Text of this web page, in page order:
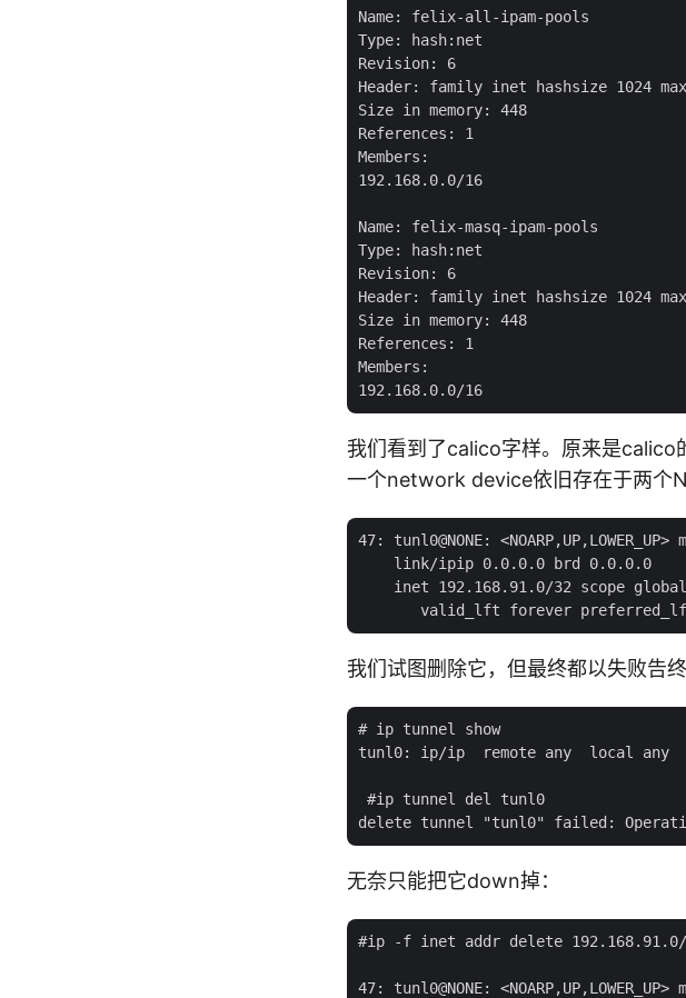
Name: felix-all-ipam-pools
Type: hash:net
Revision: 6
Header: family inet hashsize 1024
Size in memory: 448
References: 1
Members:
192.168.0.0/16
Name: felix-masq-ipam-pools
Type: hash:net
Revision: 6
Header: family inet hashsize 1024
Size in memory: 448
References: 1
Members:
我们看到了calico字样。原来是calico
一个network device依旧存在于两个
47: tunl0@NONE:
    link/ipip 0.0.0.0 brd 0.0.0.0
inet 192.168.91.0/32 scope
我们试图删除它，但最终都以失败告终
# ip tunnel show
tunl0: ip/ip  remote any  local any
#ip tunnel del tunl0
无奈只能把它down掉：
#ip -f inet addr delete
47: tunl0@NONE: